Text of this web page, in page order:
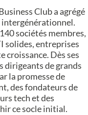
Club a agrégé
intergénérationnel.
sociétés membres,
solides, entreprises
croissance. Dès ses
dirigeants de grands
la promesse de
des fondateurs de
tech et des
ce socle initial.